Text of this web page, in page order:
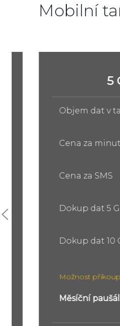
Mobilní
5
Objem dat v tarifu
Cena za minutu
Cena za SMS
Dokup dat 5 GB
Dokup dat 10 GB
Možnost přikoupit
Měsíční paušál